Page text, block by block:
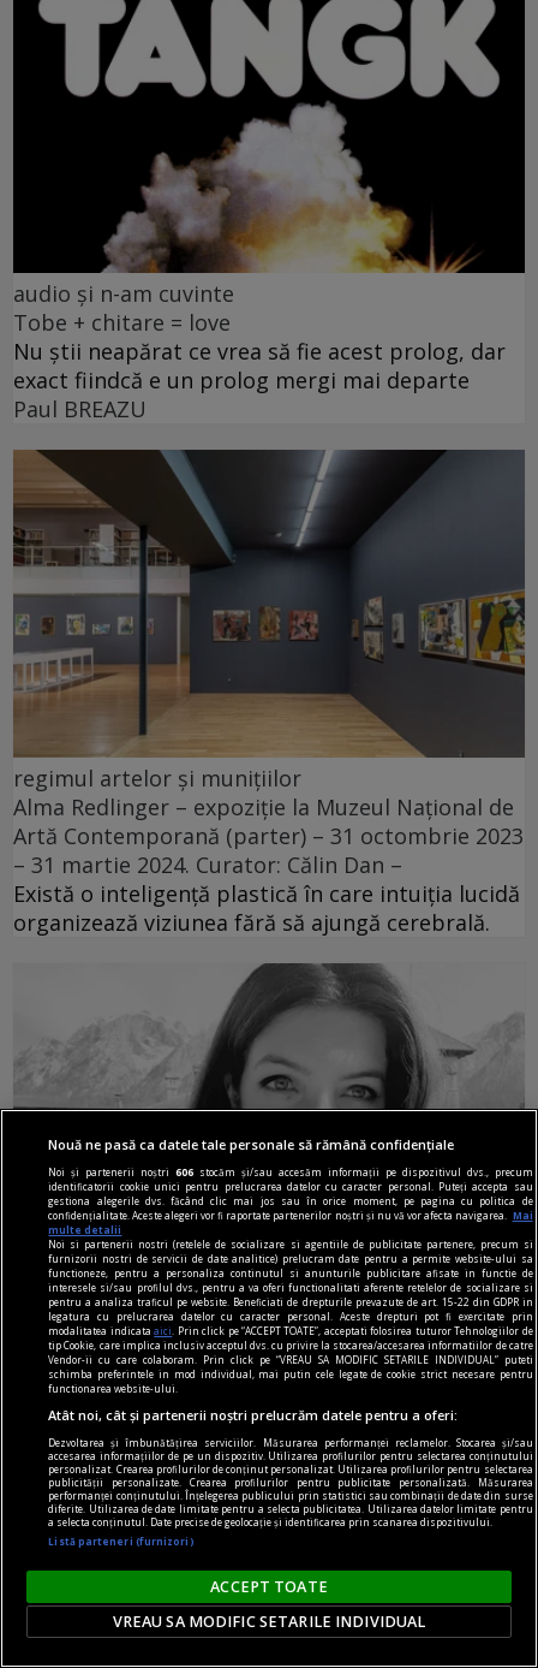
audio și n-am cuvinte
Tobe + chitare = love
Nu știi neapărat ce vrea să fie acest prolog, dar
exact fiindcă e un prolog mergi mai departe
Paul BREAZU
regimul artelor și munițiilor
Alma Redlinger – expoziție la Muzeul Național de
Artă Contemporană (parter) – 31 octombrie 2023
– 31 martie 2024. Curator: Călin Dan –
Există o inteligență plastică în care intuiția lucidă
organizează viziunea fără să ajungă cerebrală.
poemul săptămânii
Orice sfârșit e un nou început
Când faci febră, când plângi din senin, când râzi
cu toată gura știrbă.
Nouă ne pasă ca datele tale personale să rămână confidențiale
Noi și partenerii noștri606 stocăm și/sau accesăm informații pe dispozitivul dvs., precum
identificatorii cookie unici pentru prelucrarea datelor cu caracter personal. Puteți accepta sau
gestiona alegerile dvs. făcând clic mai jos sau în orice moment, pe pagina cu politica de
confidențialitate. Aceste alegeri vor fi raportate partenerilor noștri și nu vă vor afecta navigarea.
Mai
multe detalii
Noi si partenerii nostri (retelele de socializare si agentiile de publicitate partenere, precum si
furnizorii nostri de servicii de date analitice) prelucram date pentru a permite website-ului sa
functioneze, pentru a personaliza continutul si anunturile publicitare afisate in functie de
interesele si/sau profilul dvs., pentru a va oferi functionalitati aferente retelelor de socializare si
pentru a analiza traficul pe website. Beneficiati de drepturile prevazute de art. 15-22 din GDPR in
legatura cu prelucrarea datelor cu caracter personal. Aceste drepturi pot fi exercitate prin
modalitatea indicataaici
. Prin click pe “ACCEPT TOATE”, acceptati folosirea tuturor Tehnologiilor de
tip Cookie, care implica inclusiv acceptul dvs. cu privire la stocarea/accesarea informatiilor de catre
Vendor-ii cu care colaboram. Prin click pe “VREAU SA MODIFIC SETARILE INDIVIDUAL” puteti
schimba preferintele in mod individual, mai putin cele legate de cookie strict necesare pentru
functionarea website-ului.
Atât noi, cât și partenerii noștri prelucrăm datele pentru a oferi:
Dezvoltarea și îmbunătățirea serviciilor. Măsurarea performanței reclamelor. Stocarea și/sau
accesarea informațiilor de pe un dispozitiv. Utilizarea profilurilor pentru selectarea conținutului
personalizat. Crearea profilurilor de conținut personalizat. Utilizarea profilurilor pentru selectarea
publicității personalizate. Crearea profilurilor pentru publicitate personalizată. Măsurarea
performanței conținutului. Înțelegerea publicului prin statistici sau combinații de date din surse
diferite. Utilizarea de date limitate pentru a selecta publicitatea. Utilizarea datelor limitate pentru
a selecta conținutul. Date precise de geolocație și identificarea prin scanarea dispozitivului.
Listă parteneri (furnizori)
ACCEPT TOATE
VREAU SA MODIFIC SETARILE INDIVIDUAL